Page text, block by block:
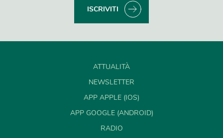
ISCRIVITI
ATTUALITÀ
NEWSLETTER
APP APPLE (IOS)
APP GOOGLE (ANDROID)
RADIO